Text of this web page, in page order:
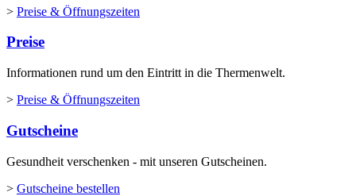
> Preise & Öffnungszeiten
Preise
Informationen rund um den Eintritt in die Thermenwelt.
> Preise & Öffnungszeiten
Gutscheine
Gesundheit verschenken - mit unseren Gutscheinen.
> Gutscheine bestellen